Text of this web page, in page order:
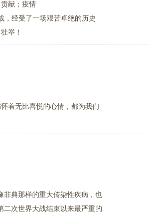
献；疫情
，经受了一场艰苦卓绝的历史
举！
着无比喜悦的心情，都为我们
非典那样的重大传染性疾病，也
二次世界大战结束以来最严重的